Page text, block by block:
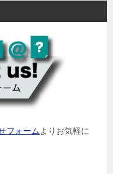
フォームよりお気軽に